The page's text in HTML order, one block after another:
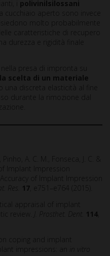
i polivinilsilossani
cucchiaio aperto sono invece
molto probabilmente
caratteristiche di recupero
durezza e rigidità finale
presa di impronta su
scelta di un materiale
discreta elasticità al fine
durante la rimozione dal
A. C. M., Fonseca, J. C. &
Implant Impression
of Implant Impression
17 , e751–e764 (2015).
appraisal of implant
review.
114,
coping and implant
impressions: an